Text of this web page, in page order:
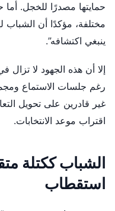
حمايتها مصدرًا للخجل.
مختلفة، مؤكدًا أن الشباب
ينبغي اكتشافه”.
إلا أن هذه الجهود لا تزال
رغم جلسات الاستماع
غير قادرين على تحويل
اقتراب موعد الانتخابات.
الشباب ككتلة
استقطاب